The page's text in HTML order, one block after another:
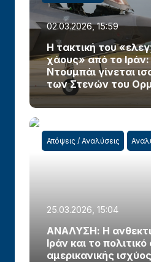
02.03.2026, 15:59
Η τακτική του
χάους» από το Ιράν:
Ντουμπάι γίνεται
των Στενών του
Απόψεις / Αναλύσεις
25.03.2026, 15:04
ΑΝΑΛΥΣΗ: Η
Ιράν και το πολιτικό
αμερικανικής ισχύος